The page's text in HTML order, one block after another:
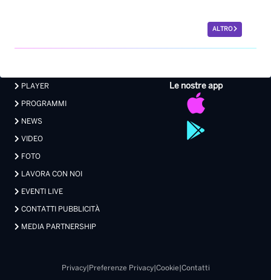
ALTRO
Le nostre app
PLAYER
PROGRAMMI
NEWS
VIDEO
FOTO
LAVORA CON NOI
EVENTI LIVE
CONTATTI PUBBLICITÀ
MEDIA PARTNERSHIP
Privacy| Preferenze Privacy| Cookie Contatti